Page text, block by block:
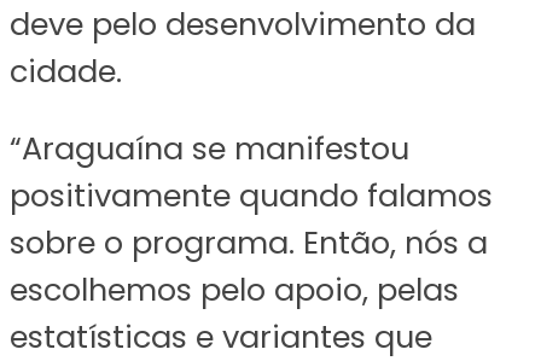
deve pelo desenvolvimento da
cidade.
“Araguaína se manifestou
positivamente quando falamos
sobre o programa. Então, nós a
escolhemos pelo apoio, pelas
estatísticas e variantes que